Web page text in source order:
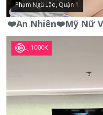
Phạm Ngũ Lão, Quận 1
1000K